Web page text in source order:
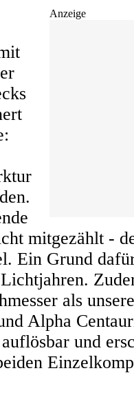
Anzeige
mitgezählt -
Ein Grund
als
Alpha
und